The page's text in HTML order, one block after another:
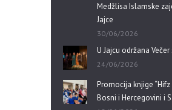
Medžlisa Islamske
Jajce
30/06/2026
U Jajcu održana
24/06/2026
Promocija knjige “Hifz
Bosni i Hercegovini i